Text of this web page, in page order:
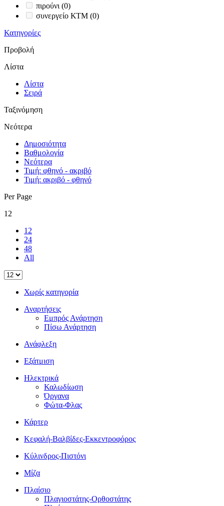
πιρούνι (0)
συνεργείο ΚΤΜ (0)
Κατηγορίες
Προβολή
Λίστα
Λίστα
Σειρά
Ταξινόμηση
Νεότερα
Δημοσιότητα
Βαθμολογία
Νεότερα
Τιμή: φθηνό - ακριβό
Τιμή: ακριβό - φθηνό
Per Page
12
12
24
48
All
Χωρίς κατηγορία
Αναρτήσεις
Εμπρός Ανάρτηση
Πίσω Ανάρτηση
Ανάφλεξη
Εξάτμιση
Ηλεκτρικά
Καλωδίωση
Όργανα
Φώτα-Φλας
Κάρτερ
Κεφαλή-Βαλβίδες-Εκκεντροφόρος
Κύλινδρος-Πιστόνι
Μίζα
Πλαίσιο
Πλαγιοστάτης-Ορθοστάτης